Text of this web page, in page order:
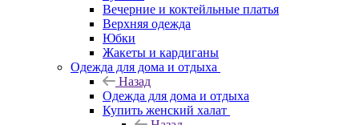
Вечерние и коктейльные платья
Верхняя одежда
Юбки
Жакеты и кардиганы
Одежда для дома и отдыха
Назад
Одежда для дома и отдыха
Купить женский халат